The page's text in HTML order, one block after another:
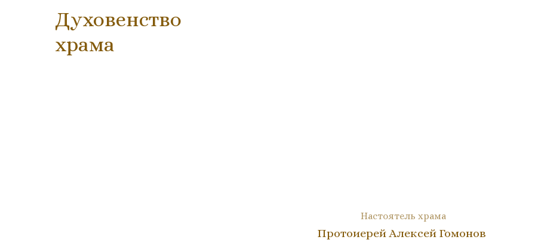
Духовенство
храма
Настоятель храма
Протоиерей Алексей Гомонов